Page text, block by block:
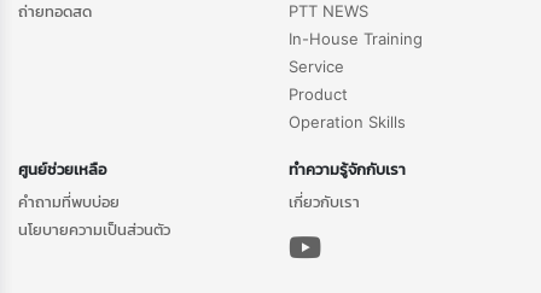
ถ่ายทอดสด
PTT NEWS
In-House Training
Service
Product
Operation Skills
ศูนย์ช่วยเหลือ
คำถามที่พบบ่อย
นโยบายความเป็นส่วนตัว
ทำความรู้จักกับเรา
เกี่ยวกับเรา